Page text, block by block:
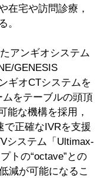
在宅や訪問診療，
。
アンギオシステム
GENESIS
ギオCTシステムを
をテーブルの頭頂
能な機構を採用，
で正確なIVRを支援
システム「Ultimax-
トの“octave”との
減が可能になるこ